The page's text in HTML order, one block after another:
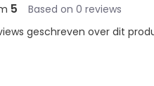
5 Based on 0 reviews
geschreven over dit